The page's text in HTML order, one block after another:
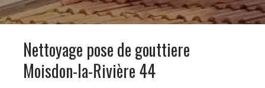
Nettoyage pose de gouttiere
Moisdon-la-Rivière 44